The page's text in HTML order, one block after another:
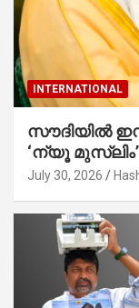
INTERNATIONAL
സൗദിയില്‍
‘ന്യൂ
ആരംഭിച്ചു
July 30, 2026